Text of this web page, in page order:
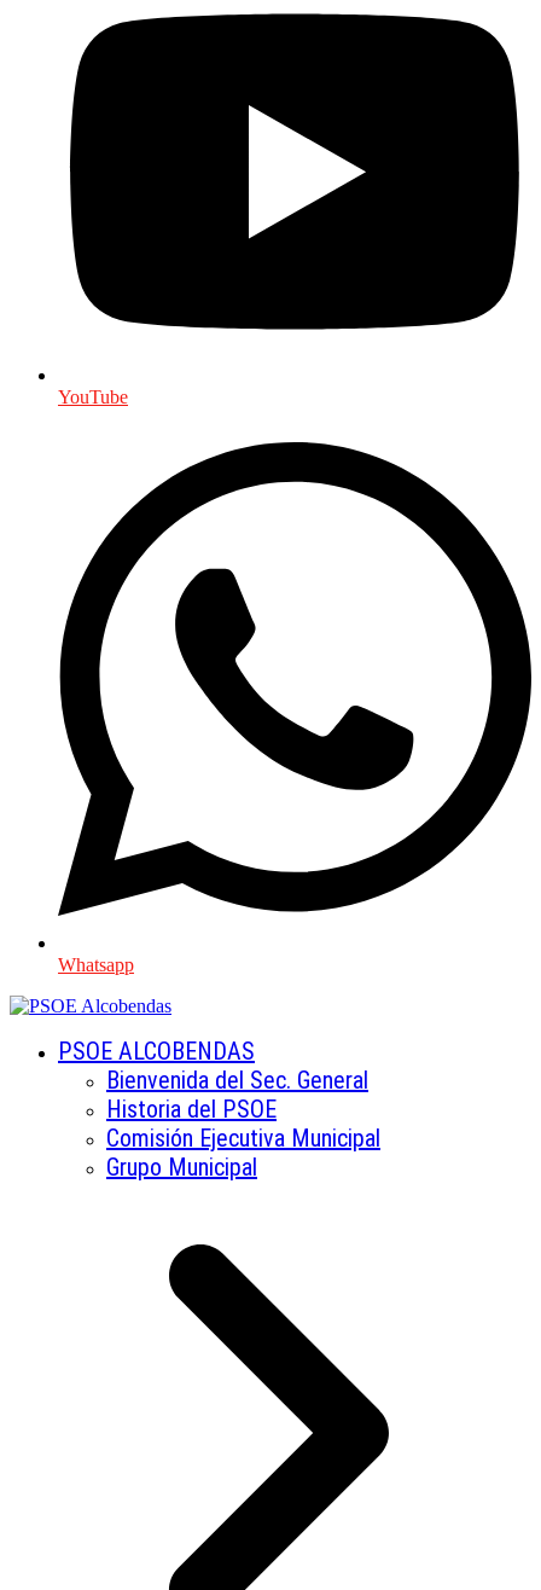
YouTube
Whatsapp
PSOE ALCOBENDAS
Bienvenida del Sec. General
Historia del PSOE
Comisión Ejecutiva Municipal
Grupo Municipal